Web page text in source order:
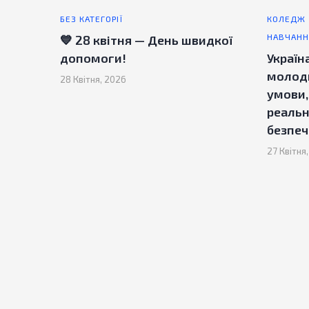
БЕЗ КАТЕГОРІЇ
💙 28 квітня — День швидкої
допомоги!
28 Квітня, 2026
КОЛЕДЖ
27